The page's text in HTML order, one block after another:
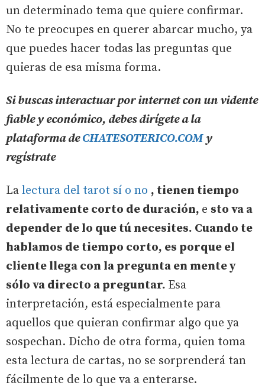
un determinado tema que quiere confirmar.
No te preocupes en querer abarcar mucho, ya
que puedes hacer todas las preguntas que
quieras de esa misma forma.
Si buscas interactuar por internet con un vidente
fiable y económico, debes dirígete a la
plataforma deCHATESOTERICO.COM y
regístrate
La lectura del tarot sí o no , tienen tiempo
relativamente corto de duración, e sto va a
depender de lo que tú necesites. Cuando te
hablamos de tiempo corto, es porque el
cliente llega con la pregunta en mente y
sólo va directo a preguntar. Esa
interpretación, está especialmente para
aquellos que quieran confirmar algo que ya
sospechan. Dicho de otra forma, quien toma
esta lectura de cartas, no se sorprenderá tan
fácilmente de lo que va a enterarse.